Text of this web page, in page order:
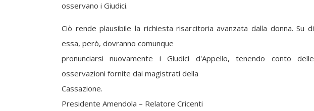
osservano i Giudici.
Ciò rende plausibile la richiesta risarcitoria avanzata dalla donna. Su di
essa, però, dovranno comunque
pronunciarsi nuovamente i Giudici d'Appello, tenendo conto delle
osservazioni fornite dai magistrati della
Cassazione.
Presidente Amendola – Relatore Cricenti